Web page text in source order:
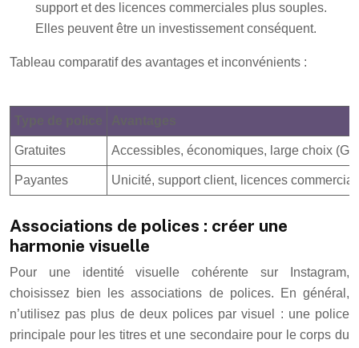
support et des licences commerciales plus souples.
Elles peuvent être un investissement conséquent.
Tableau comparatif des avantages et inconvénients :
Gratuites Accessibles, économiques, large choix
Payantes Unicité, support client, licences
Associations de polices : créer une
harmonie visuelle
Pour une identité visuelle cohérente sur Instagram,
choisissez bien les associations de polices. En général,
n’utilisez pas plus de deux polices par visuel : une police
principale pour les titres et une secondaire pour le corps du